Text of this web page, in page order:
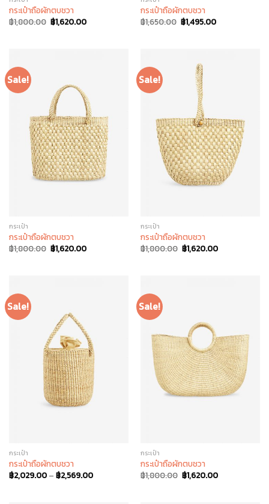
กระเป๋าถือผักตบชวา
฿1,800.00 ฿1,620.00
กระเป๋าถือผักตบชวา
฿1,650.00 ฿1,495.00
Sale!
กระเป๋า
กระเป๋าถือผักตบชวา
฿1,800.00 ฿1,620.00
Sale!
กระเป๋า
กระเป๋าถือผักตบชวา
฿1,800.00 ฿1,620.00
Sale!
กระเป๋า
กระเป๋าถือผักตบชวา
฿2,029.00– ฿2,569.00
Sale!
กระเป๋า
กระเป๋าถือผักตบชวา
฿1,800.00 ฿1,620.00